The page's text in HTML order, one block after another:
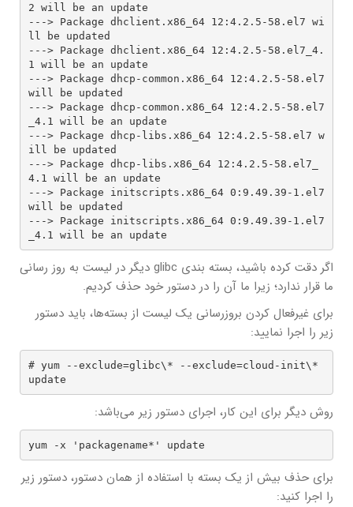
2 will be an update
---> Package dhclient.x86_64 12:4.2.5-58.el7 wi
ll be updated
---> Package dhclient.x86_64 12:4.2.5-58.el7_4.
1 will be an update
---> Package dhcp-common.x86_64 12:4.2.5-58.el7
will be updated
---> Package dhcp-common.x86_64 12:4.2.5-58.el7
_4.1 will be an update
---> Package dhcp-libs.x86_64 12:4.2.5-58.el7 w
ill be updated
---> Package dhcp-libs.x86_64 12:4.2.5-58.el7_
4.1 will be an update
---> Package initscripts.x86_64 0:9.49.39-1.el7
will be updated
---> Package initscripts.x86_64 0:9.49.39-1.el7
_4.1 will be an update
اگر دقت کرده باشید، بسته بندی glibc دیگر در لیست به روز رسانی
ما قرار ندارد؛ زیرا ما آن را در دستور خود حذف کردیم.
برای غیرفعال کردن بروزرسانی یک لیست از بسته‌ها، باید دستور
زیر را اجرا نمایید:
# yum --exclude=glibc\* --exclude=cloud-init\*
update
روش دیگر برای این کار، اجرای دستور زیر می‌باشد:
yum -x 'packagename*' update
برای حذف بیش از یک بسته با استفاده از همان دستور، دستور زیر
را اجرا کنید: